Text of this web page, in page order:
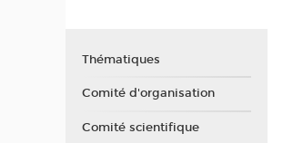
Thématiques
Comité d'organisation
Comité scientifique